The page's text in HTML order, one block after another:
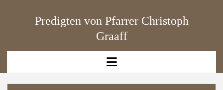
Predigten von Pfarrer Christoph
Graaff
open
menu